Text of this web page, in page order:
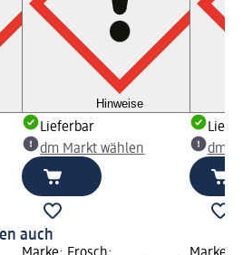
Hinweise
Lieferbar
dm Markt wählen
dm
auch